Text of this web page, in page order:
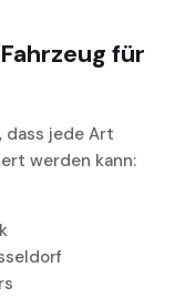
für
dass jede Art
werden kann: